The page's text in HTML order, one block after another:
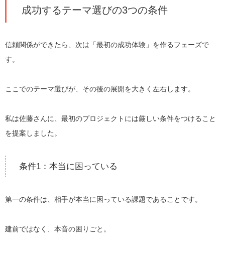
成功するテーマ選びの3つの条件
信頼関係ができたら、次は「最初の成功体験」を作るフェーズで
す。
ここでのテーマ選びが、その後の展開を大きく左右します。
私は佐藤さんに、最初のプロジェクトには厳しい条件をつけること
を提案しました。
条件1：本当に困っている
第一の条件は、相手が本当に困っている課題であることです。
建前ではなく、本音の困りごと。